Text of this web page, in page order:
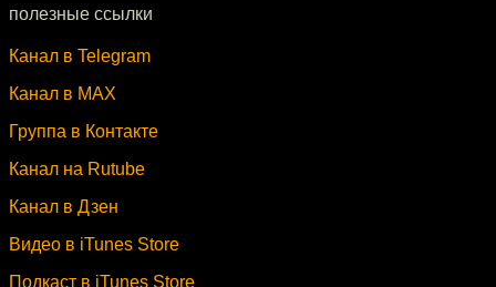
полезные ссылки
Канал в Telegram
Канал в MAX
Группа в Контакте
Канал на Rutube
Канал в Дзен
Видео в iTunes Store
Подкаст в iTunes Store